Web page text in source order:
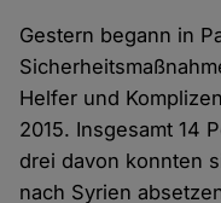
Gestern begann in
Helfer und
2015. Insgesamt 14
drei davon konnten
nach Syrien